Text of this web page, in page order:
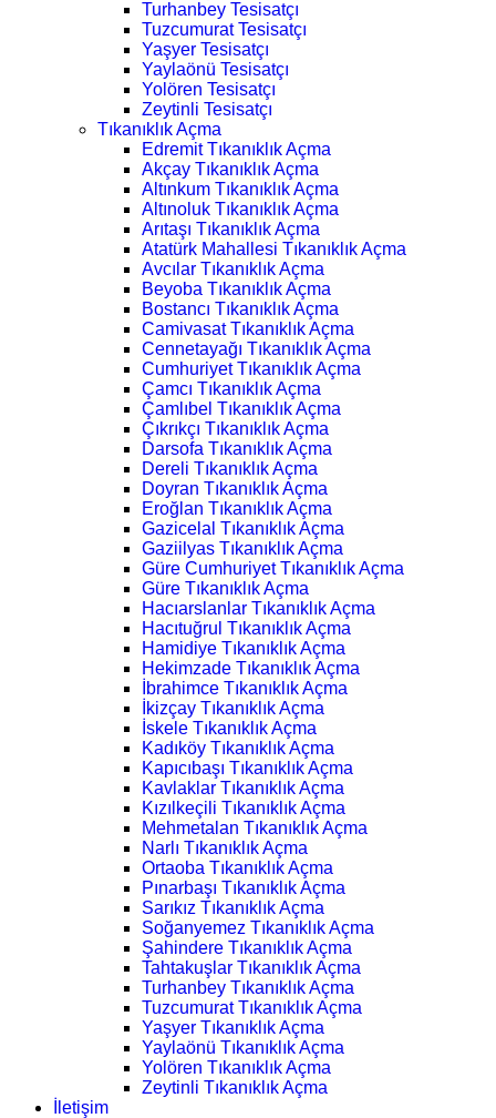
Turhanbey Tesisatçı
Tuzcumurat Tesisatçı
Yaşyer Tesisatçı
Yaylaönü Tesisatçı
Yolören Tesisatçı
Zeytinli Tesisatçı
Tıkanıklık Açma
Edremit Tıkanıklık Açma
Akçay Tıkanıklık Açma
Altınkum Tıkanıklık Açma
Altınoluk Tıkanıklık Açma
Arıtaşı Tıkanıklık Açma
Atatürk Mahallesi Tıkanıklık Açma
Avcılar Tıkanıklık Açma
Beyoba Tıkanıklık Açma
Bostancı Tıkanıklık Açma
Camivasat Tıkanıklık Açma
Cennetayağı Tıkanıklık Açma
Cumhuriyet Tıkanıklık Açma
Çamcı Tıkanıklık Açma
Çamlıbel Tıkanıklık Açma
Çıkrıkçı Tıkanıklık Açma
Darsofa Tıkanıklık Açma
Dereli Tıkanıklık Açma
Doyran Tıkanıklık Açma
Eroğlan Tıkanıklık Açma
Gazicelal Tıkanıklık Açma
Gaziilyas Tıkanıklık Açma
Güre Cumhuriyet Tıkanıklık Açma
Güre Tıkanıklık Açma
Hacıarslanlar Tıkanıklık Açma
Hacıtuğrul Tıkanıklık Açma
Hamidiye Tıkanıklık Açma
Hekimzade Tıkanıklık Açma
İbrahimce Tıkanıklık Açma
İkizçay Tıkanıklık Açma
İskele Tıkanıklık Açma
Kadıköy Tıkanıklık Açma
Kapıcıbaşı Tıkanıklık Açma
Kavlaklar Tıkanıklık Açma
Kızılkeçili Tıkanıklık Açma
Mehmetalan Tıkanıklık Açma
Narlı Tıkanıklık Açma
Ortaoba Tıkanıklık Açma
Pınarbaşı Tıkanıklık Açma
Sarıkız Tıkanıklık Açma
Soğanyemez Tıkanıklık Açma
Şahindere Tıkanıklık Açma
Tahtakuşlar Tıkanıklık Açma
Turhanbey Tıkanıklık Açma
Tuzcumurat Tıkanıklık Açma
Yaşyer Tıkanıklık Açma
Yaylaönü Tıkanıklık Açma
Yolören Tıkanıklık Açma
Zeytinli Tıkanıklık Açma
İletişim